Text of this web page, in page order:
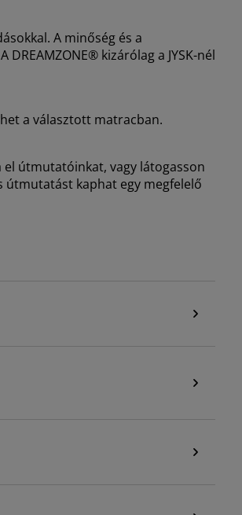
A minőség és a
kizárólag a JYSK-nél
a választott matracban.
útmutatóinkat, vagy látogasson
útmutatást kaphat egy megfelelő